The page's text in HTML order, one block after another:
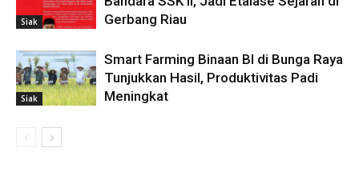
Siak
Gerbang Riau
Siak
Smart Farming Binaan BI di Bunga Raya
Tunjukkan Hasil, Produktivitas Padi
Meningkat